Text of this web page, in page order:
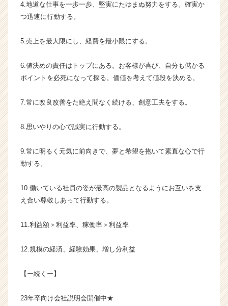
サ
チ
キ
リ
（C
e
r
e
e
4.地道な仕事を一歩一歩、堅実にたゆまぬ努力をする。確実か
つ迅速に行動する。
5.売上を最大限にし、経費を最小限にする。
6.値決めの責任はトップにある。お客様が喜び、自分も儲かる
ポイントを必死になって探る。価値を考えて値段を決める。
7.常に改良改善をた絶え間なく続ける、創意工夫をする。
8.思いやりの心で誠実に行動する。
9.常に明るく元気に前向きで、夢と希望を抱いて素直な心で行
動する。
10.働いている社員の姿が最高の製品となるようにお互いを支
え合い尊敬しあって行動する。
11.利益額＞利益率、稼働率＞利益率
12.規模の経済、経験効果、増し分利益
【ー続くー】
23年卒向け会社説明会開催中★